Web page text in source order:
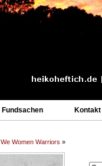
Fundsachen
We Women Warriors »